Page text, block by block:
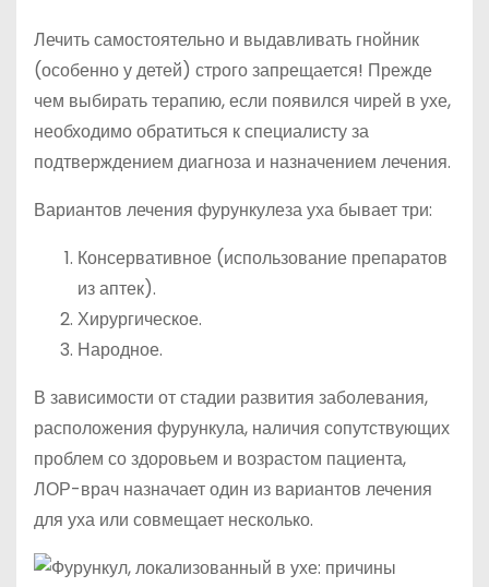
Лечить самостоятельно и выдавливать гнойник
(особенно у детей) строго запрещается! Прежде
чем выбирать терапию, если появился чирей в ухе,
необходимо обратиться к специалисту за
подтверждением диагноза и назначением лечения.
Вариантов лечения фурункулеза уха бывает три:
Консервативное (использование препаратов
из аптек).
Хирургическое.
Народное.
В зависимости от стадии развития заболевания,
расположения фурункула, наличия сопутствующих
проблем со здоровьем и возрастом пациента,
ЛОР-врач назначает один из вариантов лечения
для уха или совмещает несколько.